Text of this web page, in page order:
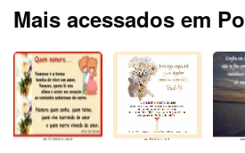
Mais acessados em